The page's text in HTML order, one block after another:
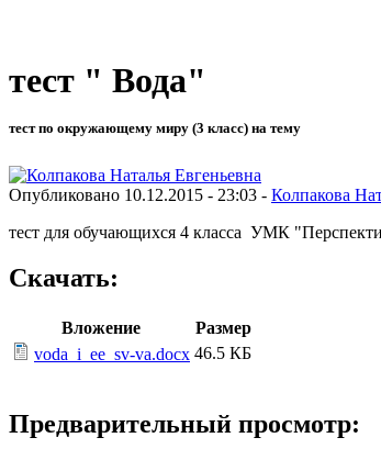
тест " Вода"
тест по окружающему миру (3 класс) на тему
Опубликовано 10.12.2015 - 23:03 - Колпакова
тест для обучающихся 4 класса УМК
Скачать:
Вложение
Размер
voda_i_ee_sv-va.docx 46.5 КБ
Предварительный просмотр: